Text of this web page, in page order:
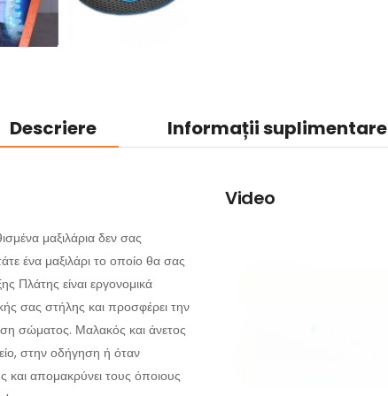
Descriere Informații suplimentare
μαξιλάρια δεν σας
ένα μαξιλάρι το οποίο θα σας
Πλάτης είναι εργονομικά
σας στήλης και προσφέρει την
σώματος. Μαλακός και άνετος
στην οδήγηση ή όταν
απομακρύνει τους όποιους
Video